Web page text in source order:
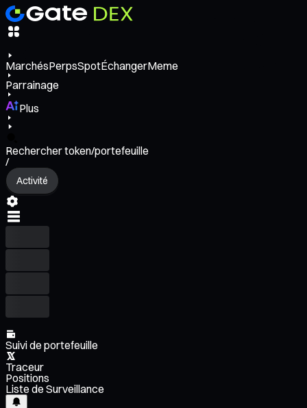
MarchésPerpsSpotÉchangerMeme
Parrainage
Plus
Rechercher token/portefeuille
/
Activité
Suivi de portefeuille
Traceur
Positions
Liste de Surveillance